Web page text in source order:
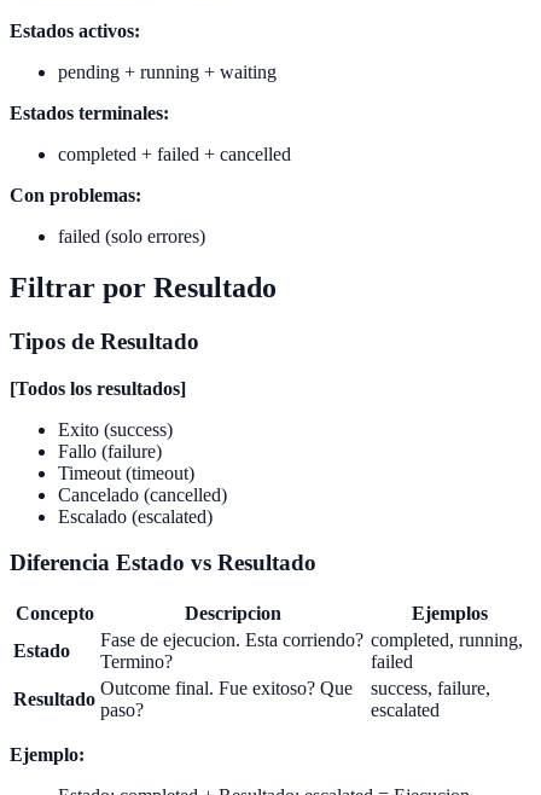
Estados activos:
pending + running + waiting
Estados terminales:
completed + failed + cancelled
Con problemas:
failed (solo errores)
Filtrar por Resultado
Tipos de Resultado
[Todos los resultados]
Exito (success)
Fallo (failure)
Timeout (timeout)
Cancelado (cancelled)
Escalado (escalated)
Diferencia Estado vs Resultado
Concepto Descripcion
Ejemplos
Estado
Fase de ejecucion. Esta corriendo?
Termino?
completed, running,
failed
Resultado
Outcome final. Fue exitoso? Que
paso?
success, failure,
escalated
Ejemplo: